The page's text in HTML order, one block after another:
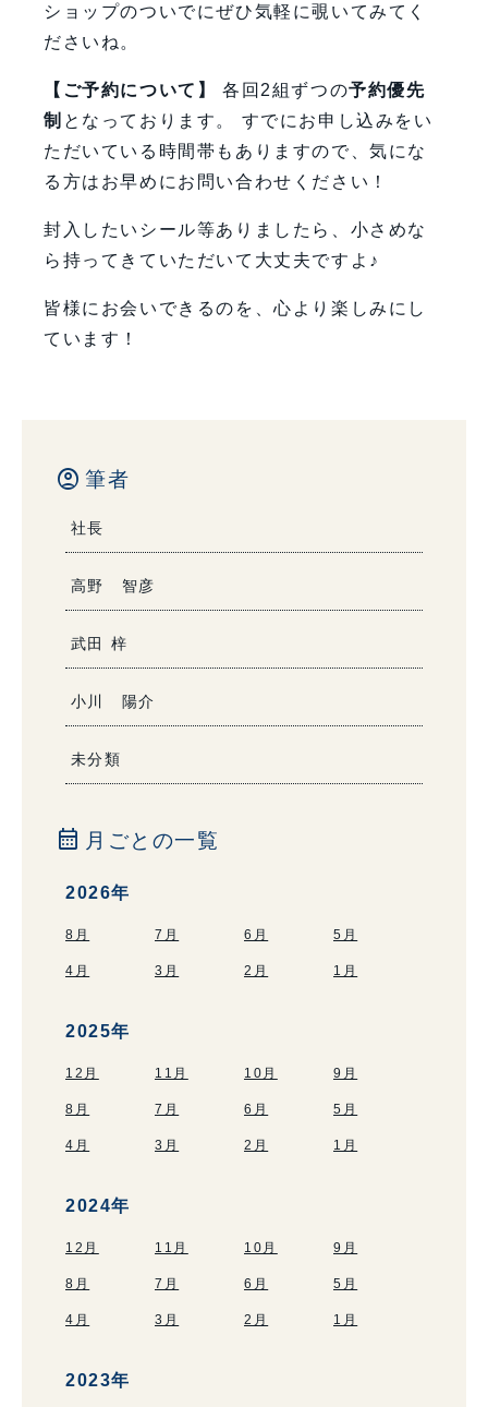
ショップのついでにぜひ気軽に覗いてみてく
ださいね。
【ご予約について】 各回2組ずつの予約優先
制 となっております。 すでにお申し込みをい
ただいている時間帯もありますので、気にな
る方はお早めにお問い合わせください！
封入したいシール等ありましたら、小さめな
ら持ってきていただいて大丈夫ですよ♪
皆様にお会いできるのを、心より楽しみにし
ています！
account_circle 筆者
社長
高野 智彦
武田 梓
小川 陽介
未分類
calendar_month 月ごとの一覧
2026年
8月 7月 6月 5月
4月 3月 2月 1月
2025年
12月 11月 10月 9月
8月 7月 6月 5月
4月 3月 2月 1月
2024年
12月 11月 10月 9月
8月 7月 6月 5月
4月 3月 2月 1月
2023年